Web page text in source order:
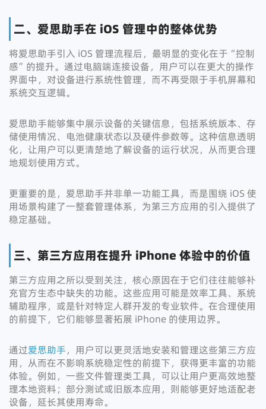
二、爱思助手在 iOS 管理中的整体优势
将爱思助手引入 iOS 管理流程后，最明显的变化在于“控制
感”的提升。通过电脑端连接设备，用户可以在更大的操作
界面中，对设备进行系统性管理，而不再受限于手机屏幕和
系统交互逻辑。
爱思助手能够集中展示设备的关键信息，包括系统版本、存
储使用情况、电池健康状态以及硬件参数等。这种信息透明
化，让用户可以更清楚地了解设备的运行状况，从而更合理
地规划使用方式。
更重要的是，爱思助手并非单一功能工具，而是围绕 iOS 使
用场景构建了一整套管理体系，为第三方应用的引入提供了
稳定基础。
三、第三方应用在提升 iPhone 体验中的价值
第三方应用之所以受到关注，核心原因在于它们往往能够补
充官方生态中缺失的功能。这些应用可能是效率工具、系统
辅助程序，或是针对特定人群开发的专业软件。在合理使用
的前提下，它们能够显著拓展 iPhone 的使用边界。
通过爱思助手，用户可以更灵活地安装和管理这些第三方应
用，从而在不影响系统稳定性的前提下，获得更丰富的功能
体验。例如，一些文件管理类工具，可以让用户更高效地整
理本地资料；部分测试或旧版本应用，则能够更好地适配老
设备，延长其使用寿命。